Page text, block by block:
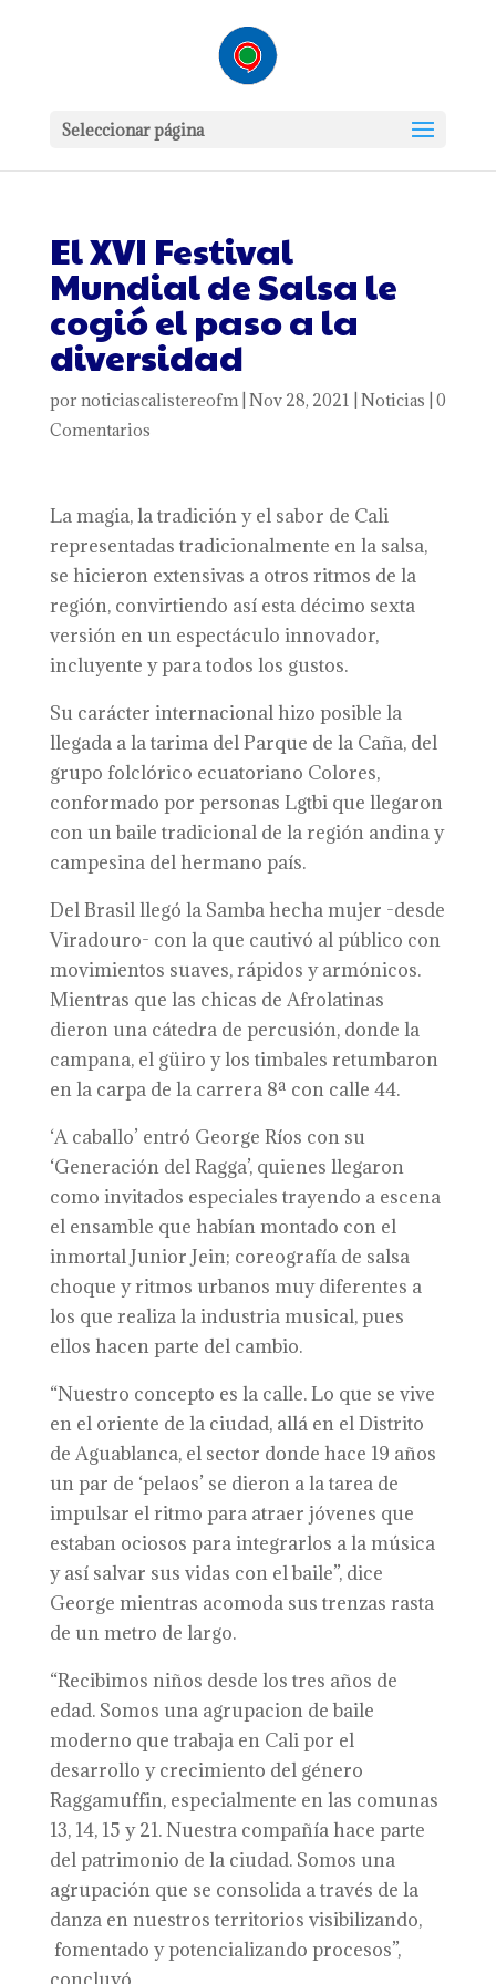
Seleccionar página
El XVI Festival
Mundial de Salsa le
cogió el paso a la
diversidad
por noticiascalistereofm| Nov 28, 2021 Noticias 0
Comentarios
La magia, la tradición y el sabor de Cali
representadas tradicionalmente en la salsa,
se hicieron extensivas a otros ritmos de la
región, convirtiendo así esta décimo sexta
versión en un espectáculo innovador,
incluyente y para todos los gustos.
Su carácter internacional hizo posible la
llegada a la tarima del Parque de la Caña, del
grupo folclórico ecuatoriano Colores,
conformado por personas Lgtbi que llegaron
con un baile tradicional de la región andina y
campesina del hermano país.
Del Brasil llegó la Samba hecha mujer -desde
Viradouro- con la que cautivó al público con
movimientos suaves, rápidos y armónicos.
Mientras que las chicas de Afrolatinas
dieron una cátedra de percusión, donde la
campana, el güiro y los timbales retumbaron
en la carpa de la carrera 8ª con calle 44.
‘A caballo’ entró George Ríos con su
‘Generación del Ragga’, quienes llegaron
como invitados especiales trayendo a escena
el ensamble que habían montado con el
inmortal Junior Jein; coreografía de salsa
choque y ritmos urbanos muy diferentes a
los que realiza la industria musical, pues
ellos hacen parte del cambio.
“Nuestro concepto es la calle. Lo que se vive
en el oriente de la ciudad, allá en el Distrito
de Aguablanca, el sector donde hace 19 años
un par de ‘pelaos’ se dieron a la tarea de
impulsar el ritmo para atraer jóvenes que
estaban ociosos para integrarlos a la música
y así salvar sus vidas con el baile”, dice
George mientras acomoda sus trenzas rasta
de un metro de largo.
“Recibimos niños desde los tres años de
edad. Somos una agrupacion de baile
moderno que trabaja en Cali por el
desarrollo y crecimiento del género
Raggamuffin, especialmente en las comunas
13, 14, 15 y 21. Nuestra compañía hace parte
del patrimonio de la ciudad. Somos una
agrupación que se consolida a través de la
danza en nuestros territorios visibilizando,
fomentado y potencializando procesos”,